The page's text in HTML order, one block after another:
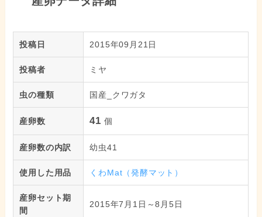
投稿日 2015年09月21日
投稿者 ミヤ
虫の種類 国産_クワガタ
産卵数 41 個
産卵数の内訳 幼虫41
使用した用品 くわMat（発酵マット）
産卵セット期
間
2015年7月1日～8月5日